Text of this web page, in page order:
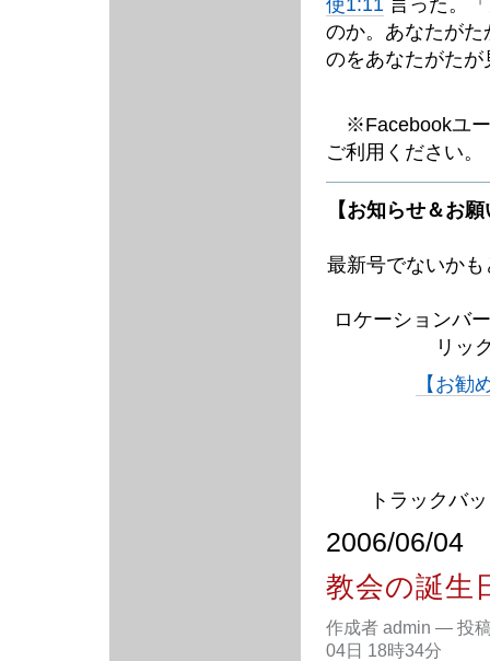
のか。あなたが
のをあなたがた
※Facebookユー
ご利用ください。
【お知らせ＆お
最新号でないか
ロケーションバ
リッ
【お勧
トラックバ
2006/06/04
教会の誕生
作成者 admin —投
04日 18時34分